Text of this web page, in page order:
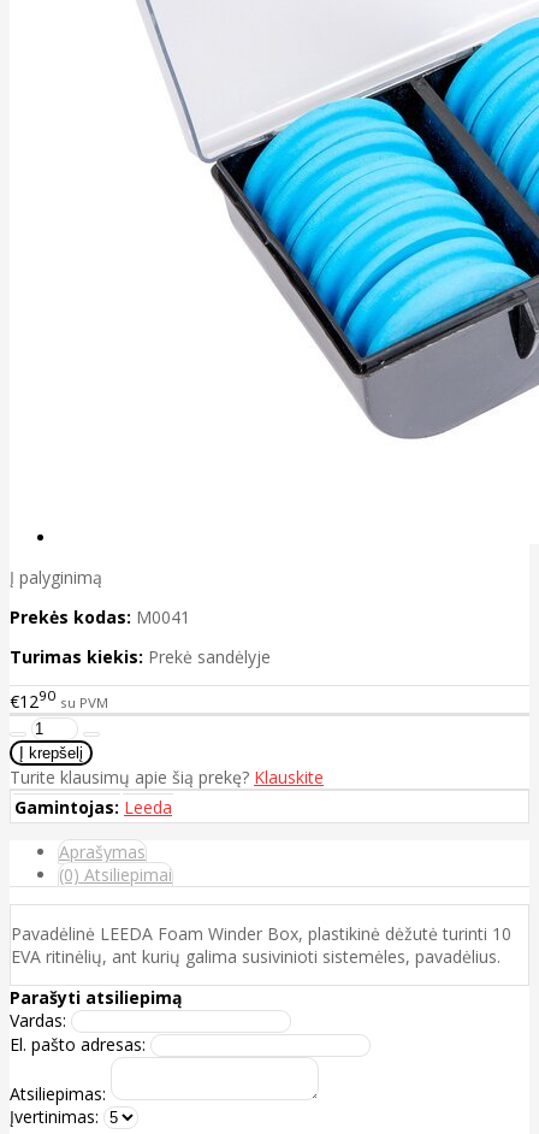
Į palyginimą
Prekės kodas: M0041
Turimas kiekis: Prekė sandėlyje
€1290 su PVM
Turite klausimų apie šią prekę? Klauskite
Gamintojas: Leeda
Aprašymas
(0) Atsiliepimai
Pavadėlinė LEEDA Foam Winder Box, plastikinė dėžutė turinti 10
EVA ritinėlių, ant kurių galima susivinioti sistemėles, pavadėlius.
Parašyti atsiliepimą
Vardas:
El. pašto adresas:
Atsiliepimas:
Įvertinimas: